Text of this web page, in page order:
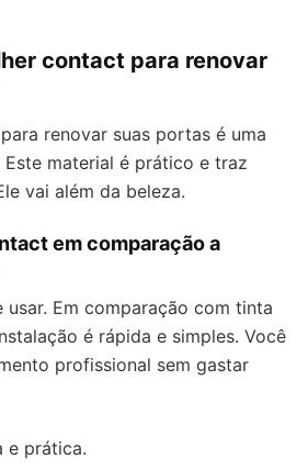
contact para renovar
renovar suas portas é uma
material é prático e traz
vai além da beleza.
em comparação a
Em comparação com tinta
é rápida e simples. Você
profissional sem gastar
e prática.